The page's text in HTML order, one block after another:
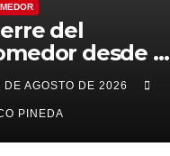
del
desde el
21 de Agosto
vacaciones
DE AGOSTO DE 2026
PINEDA